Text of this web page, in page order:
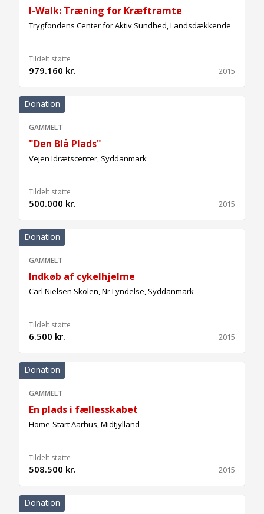
I-Walk: Træning for Kræftramte
Trygfondens Center for Aktiv Sundhed, Landsdækkende
Tildelt støtte
979.160 kr. 2015
Donation
GAMMELT
"Den Blå Plads"
Vejen Idrætscenter, Syddanmark
Tildelt støtte
500.000 kr. 2015
Donation
GAMMELT
Indkøb af cykelhjelme
Carl Nielsen Skolen, Nr Lyndelse, Syddanmark
Tildelt støtte
6.500 kr. 2015
Donation
GAMMELT
En plads i fællesskabet
Home-Start Aarhus, Midtjylland
Tildelt støtte
508.500 kr. 2015
Donation